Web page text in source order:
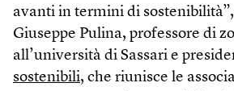
avanti in termini di
Giuseppe Pulina, professore di
all’università di Sassari e
sostenibili, che riunisce le